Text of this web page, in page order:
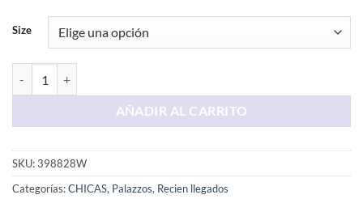
Size
AÑADIR AL CARRITO
SKU:398828W
Categorías:CHICAS, Palazzos, Recien llegados